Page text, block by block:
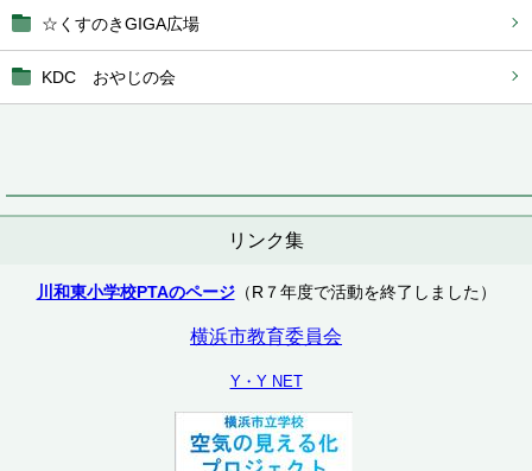
☆くすのきGIGA広場
KDC おやじの会
リンク集
川和東小学校PTAのページ（R７年度で活動を終了しました）
横浜市教育委員会
Y・Y NET